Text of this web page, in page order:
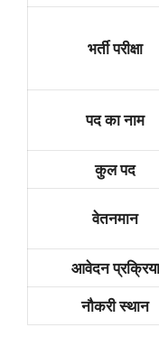
भर्ती परीक्षा
पद का नाम
कुल पद
वेतनमान
आवेदन प्रक्रिया
नौकरी स्थान